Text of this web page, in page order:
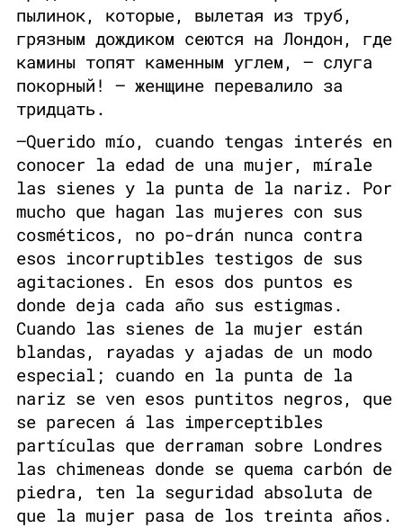
пылинок, которые, вылетая из труб,
грязным дождиком сеются на Лондон, где
камины топят каменным углем, — слуга
покорный! — женщине перевалило за
тридцать.
—Querido mío, cuando tengas interés en
conocer la edad de una mujer, mírale
las sienes y la punta de la nariz. Por
mucho que hagan las mujeres con sus
cosméticos, no po-drán nunca contra
esos incorruptibles testigos de sus
agitaciones. En esos dos puntos es
donde deja cada año sus estigmas.
Cuando las sienes de la mujer están
blandas, rayadas y ajadas de un modo
especial; cuando en la punta de la
nariz se ven esos puntitos negros, que
se parecen á las imperceptibles
partículas que derraman sobre Londres
las chimeneas donde se quema carbón de
piedra, ten la seguridad absoluta de
que la mujer pasa de los treinta años.